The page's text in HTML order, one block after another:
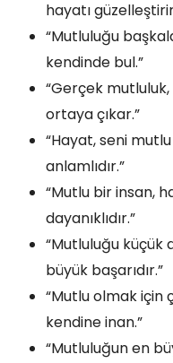
hayatı
“Mutluluğu
kendinde bul.”
“Gerçek mutluluk,
ortaya çıkar.”
“Hayat, seni
anlamlıdır.”
“Mutlu bir insan,
dayanıklıdır.”
“Mutluluğu
büyük başarıdır.”
“Mutlu olmak için
kendine inan.”
“Mutluluğun en